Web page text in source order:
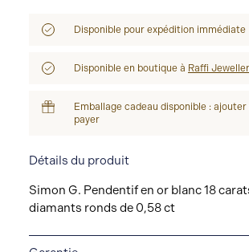
Disponible pour expédition immédiate
Disponible en boutique à Raffi
Emballage cadeau disponible :
payer
Détails du produit
Simon G. Pendentif en or blanc 18
diamants ronds de 0,58 ct